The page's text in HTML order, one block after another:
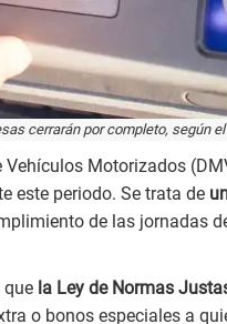
cerrarán por completo, según
Motorizados
este periodo. Se trata de
de las jornadas
que la Ley de Normas
o bonos especiales a